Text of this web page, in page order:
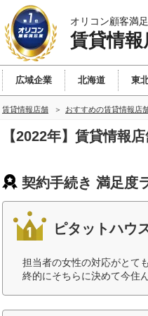
オリコン顧客満
賃貸情
広域企業 北海道 東
賃貸情報店舗 おすすめの賃貸情報店
【2022年】賃貸情報
契約手続き 満足度
ピタットハウ
担当者の女性の対応がとて
終的にそちらに決めて今住